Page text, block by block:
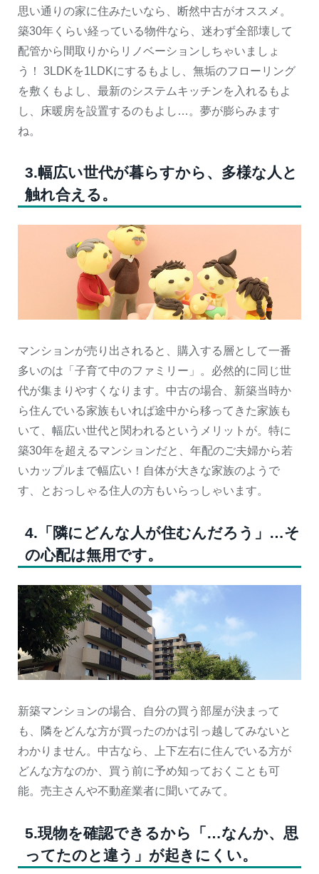
思い通りの家に住みたいなら、断然中古がオススメ。
築30年くらい経っている物件なら、迷わず全部壊して
配管から間取りからリノベーションしちゃいましょ
う！ 3LDKを1LDKにするもよし、無垢のフローリング
を敷くもよし、最新のシステムキッチンを入れるもよ
し、床暖房を設置するのもよし…。夢が膨らみます
ね。
3.幅広い世代が暮らすから、多様な人と
触れ合える。
マンションが売り出されると、購入する層として一番
多いのは「子育て中のファミリー」。必然的に同じ世
代が集まりやすくなります。中古の場合、新築当時か
ら住んでいる家族もいれば途中から移ってきた家族も
いて、幅広い世代と関われるというメリットが。特に
築30年を超えるマンションだと、年配のご夫婦から若
いカップルまで幅広い！自体が大きな家族のようで
す、とおっしゃる住人の方もいらっしゃいます。
4.「隣にどんな人が住むんだろう」…そ
の心配は無用です。
新築マンションの場合、自分の買う部屋が決まって
も、隣をどんな方が買ったのかは引っ越してみないと
わかりません。中古なら、上下左右に住んでいる方が
どんな方なのか、買う前に予め知っておくことも可
能。売主さんや不動産業者に聞いてみて。
5.現物を確認できるから「…なんか、思
ってたのと違う」が起きにくい。